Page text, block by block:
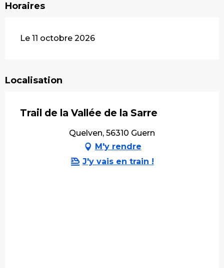
Horaires
Le 11 octobre 2026
Localisation
Trail de la Vallée de la Sarre
Quelven, 56310 Guern
M'y rendre
J'y vais en train !